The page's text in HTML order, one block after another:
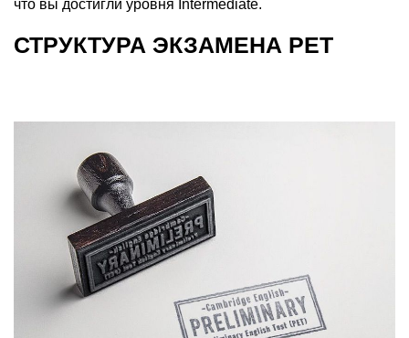
что вы достигли уровня Intermediate.
СТРУКТУРА ЭКЗАМЕНА PET